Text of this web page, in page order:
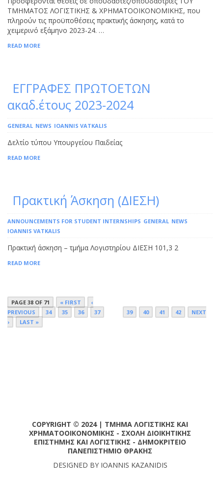
ΤΜΗΜΑΤΟΣ ΛΟΓΙΣΤΙΚΗΣ & ΧΡΗΜΑΤΟΟΙΚΟΝΟΜΙΚΗΣ, που
πληρούν τις προϋποθέσεις πρακτικής άσκησης, κατά το
χειμερινό εξάμηνο 2023-24. …
READ MORE
ΕΓΓΡΑΦΕΣ ΠΡΩΤΟΕΤΩΝ
ακαδ.έτους 2023-2024
GENERAL NEWS IOANNIS VATKALIS
Δελτίο τύπου Υπουργείου Παιδείας
READ MORE
Πρακτική Άσκηση (ΔΙΕΣΗ)
ANNOUNCEMENTS FOR STUDENT INTERNSHIPS GENERAL NEWS
IOANNIS VATKALIS
Πρακτική άσκηση – τμήμα Λογιστηρίου ΔΙΕΣΗ 101,3 2
READ MORE
PAGE 38 OF 71 « FIRST
‹
PREVIOUS
34 35 36 37 39 40 41 42
NEXT
›
LAST »
COPYRIGHT © 2024 | ΤΜΗΜΑ ΛΟΓΙΣΤΙΚΗΣ ΚΑΙ
ΧΡΗΜΑΤΟΟΙΚΟΝΟΜΙΚΗΣ - ΣΧΟΛΗ ΔΙΟΙΚΗΤΙΚΗΣ
ΕΠΙΣΤΗΜΗΣ ΚΑΙ ΛΟΓΙΣΤΙΚΗΣ - ΔΗΜΟΚΡΙΤΕΙΟ
ΠΑΝΕΠΙΣΤΗΜΙΟ ΘΡΑΚΗΣ
DESIGNED BY IOANNIS KAZANIDIS